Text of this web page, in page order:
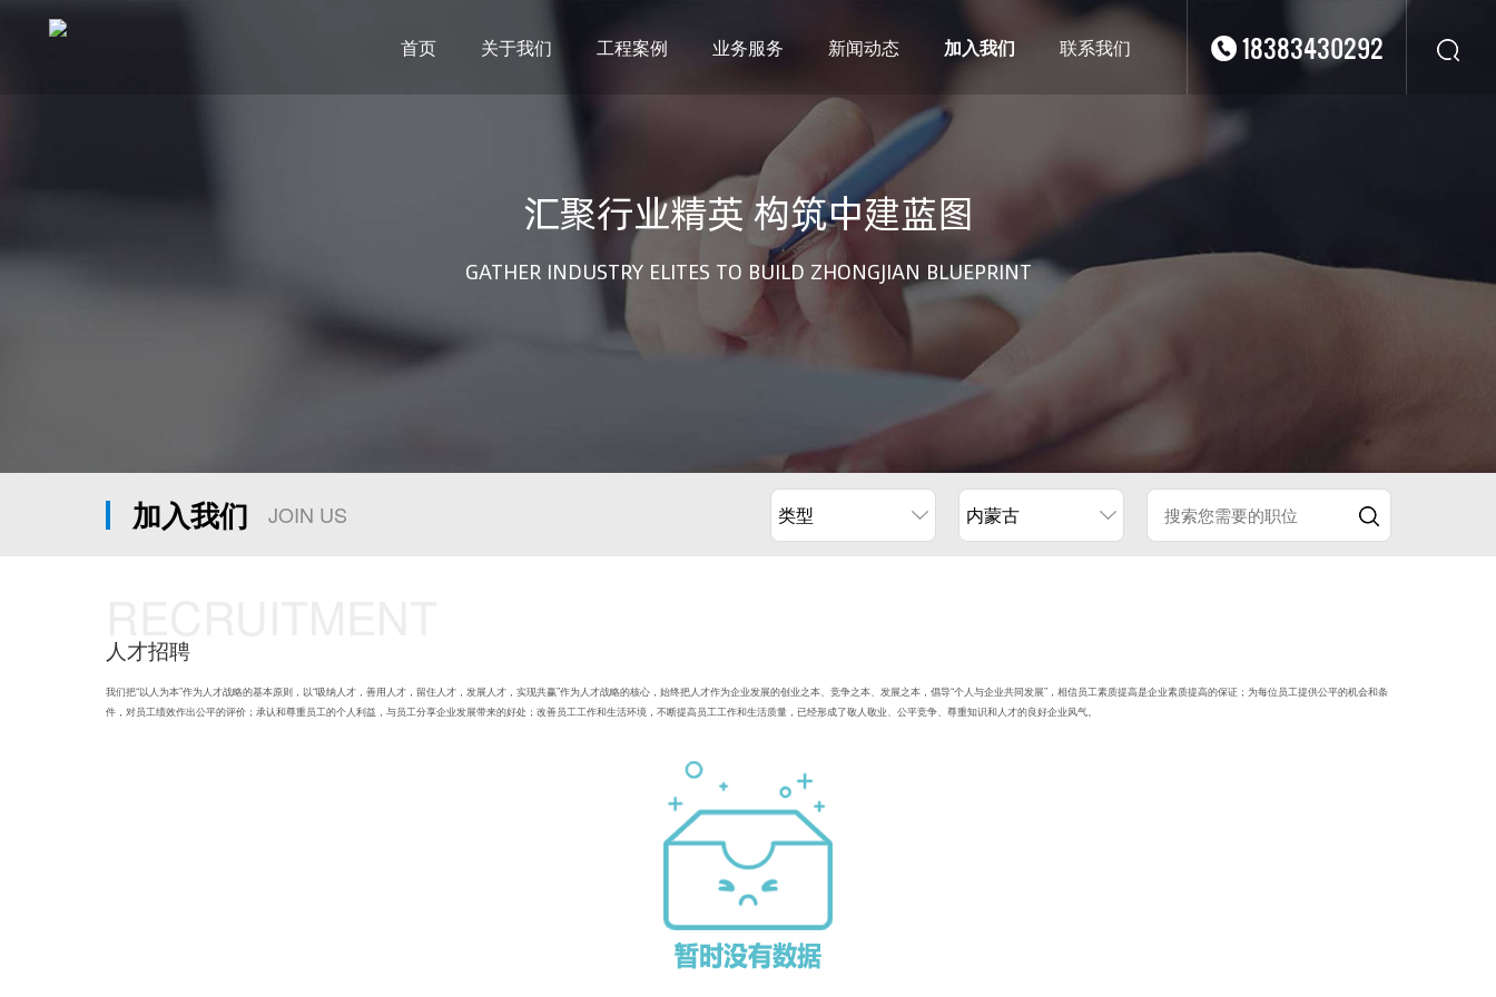
首页 关于我们 工程案例
市政设计
电力设计
农林设计
勘察资质
水利设计
风景园林
土地规划
城乡规划
工程测绘
工程咨询
工程造价
西南
西北
东南
业务服务 新闻动态 加入我们 联系我们 18383430292
汇聚行业精英 构筑中建蓝图
GATHER INDUSTRY ELITES TO BUILD ZHONGJIAN BLUEPRINT
加入我们 JOIN US 类型 内蒙古
人才招聘
我们把“以人为本”作为人才战略的基本原则，以“吸纳人才，善用人才，留住人才，发展人才，实现共赢”作为人才战略的核心，始终把人才作为企业发展的创业之本、竞争之本、发展之本，倡导“个人与企业共同发展”，相信员工素质提高是企业素质提高的保证；为每位员工提供公平的机会和条
件，对员工绩效作出公平的评价；承认和尊重员工的个人利益，与员工分享企业发展带来的好处；改善员工工作和生活环境，不断提高员工工作和生活质量，已经形成了敬人敬业、公平竞争、尊重知识和人才的良好企业风气。